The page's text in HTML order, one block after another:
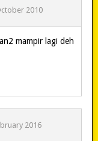
2010
mampir lagi deh
2016